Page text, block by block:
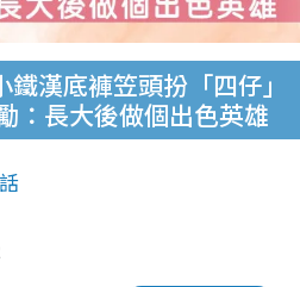
漢底褲笠頭扮「四仔」
：長大後做個出色英雄